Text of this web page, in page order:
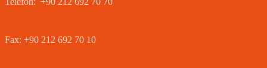
Fax: +90 212 692 70 10